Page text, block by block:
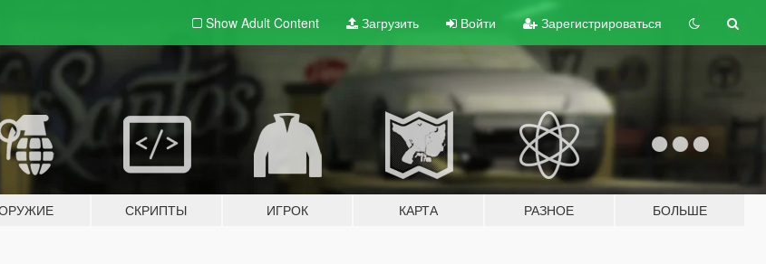
Show Adult Content Загрузить Войти Зарегистрироваться
СКРИПТЫ ИГРОК КАРТА РАЗНОЕ БОЛЬШЕ